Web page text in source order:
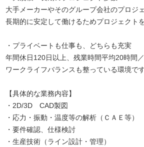
大手メーカーやそのグループ会社のプロジ
長期的に安定して働けるためプロジェクト
・プライベートも仕事も、どちらも充実
年間休日120日以上、残業時間平均20時間
ワークライフバランスも整っている環境です
【具体的な業務内容】
・2D/3D CAD製図
・応力・振動・温度等の解析（ＣＡＥ等）
・要件確認、仕様検討
・生産技術（ライン設計・管理）